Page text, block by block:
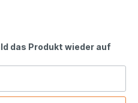
das Produkt wieder auf